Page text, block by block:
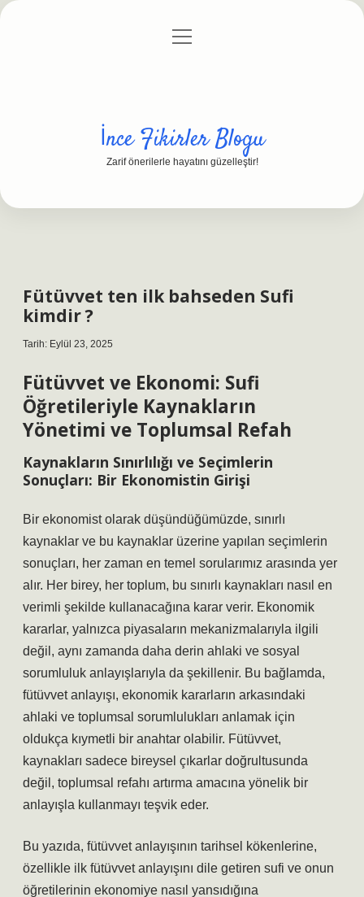
Gizlilik Politikası
menüyü
İnce Fikirler Blogu
Zarif önerilerle hayatını güzelleştir!
Fütüvvet ten ilk bahseden Sufi
kimdir ?
Tarih: Eylül 23, 2025
Fütüvvet ve Ekonomi: Sufi
Öğretileriyle Kaynakların
Yönetimi ve Toplumsal Refah
Kaynakların Sınırlılığı ve Seçimlerin
Sonuçları: Bir Ekonomistin Girişi
Bir ekonomist olarak düşündüğümüzde, sınırlı
kaynaklar ve bu kaynaklar üzerine yapılan seçimlerin
sonuçları, her zaman en temel sorularımız arasında yer
alır. Her birey, her toplum, bu sınırlı kaynakları nasıl en
verimli şekilde kullanacağına karar verir. Ekonomik
kararlar, yalnızca piyasaların mekanizmalarıyla ilgili
değil, aynı zamanda daha derin ahlaki ve sosyal
sorumluluk anlayışlarıyla da şekillenir. Bu bağlamda,
fütüvvet anlayışı, ekonomik kararların arkasındaki
ahlaki ve toplumsal sorumlulukları anlamak için
oldukça kıymetli bir anahtar olabilir. Fütüvvet,
kaynakları sadece bireysel çıkarlar doğrultusunda
değil, toplumsal refahı artırma amacına yönelik bir
anlayışla kullanmayı teşvik eder.
Bu yazıda, fütüvvet anlayışının tarihsel kökenlerine,
özellikle ilk fütüvvet anlayışını dile getiren sufi ve onun
öğretilerinin ekonomiye nasıl yansıdığına